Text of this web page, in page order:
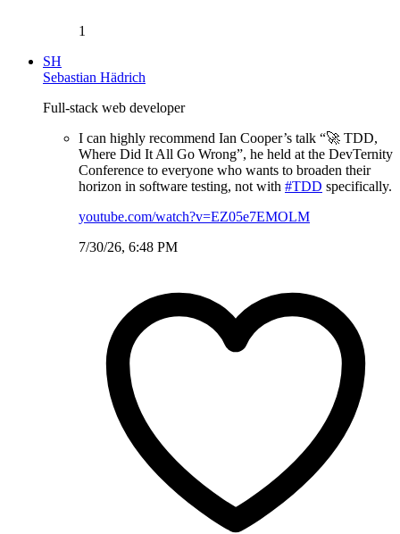
1
SH
Sebastian Hädrich
Full-stack web developer
I can highly recommend Ian Cooper’s talk “🚀 TDD,
Where Did It All Go Wrong”, he held at the DevTernity
Conference to everyone who wants to broaden their
horizon in software testing, not with #TDD specifically.
youtube.com/watch?v=EZ05e7EMOLM
7/30/26, 6:48 PM